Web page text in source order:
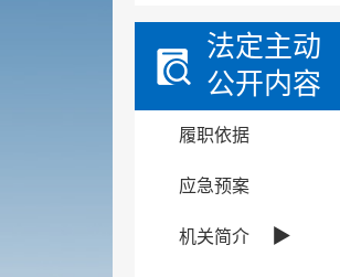
法定主动
公开内容
履职依据
应急预案
机关简介 ▶